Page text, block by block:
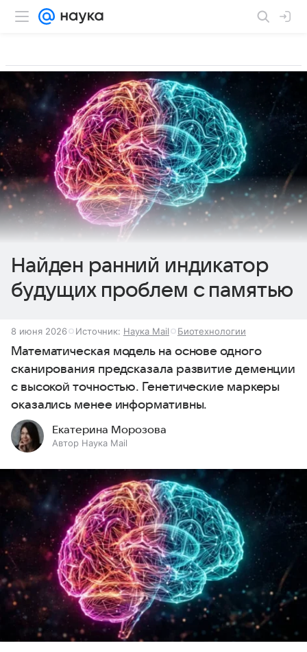
Найден ранний индикатор
будущих проблем с памятью
8 июня 2026 Источник: Наука Mail Биотехнологии
Математическая модель на основе одного
сканирования предсказала развитие деменции
с высокой точностью. Генетические маркеры
оказались менее информативны.
Екатерина Морозова
Автор Наука Mail